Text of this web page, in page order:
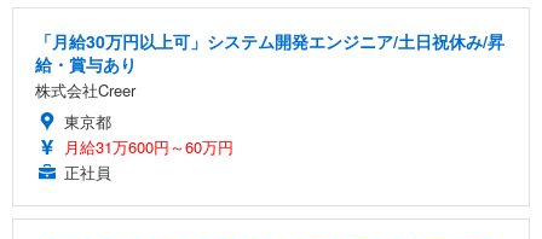
「月給30万円以上可」システム開発エンジニア/土日祝休み/昇
給・賞与あり
株式会社Creer
東京都
月給31万600円～60万円
正社員